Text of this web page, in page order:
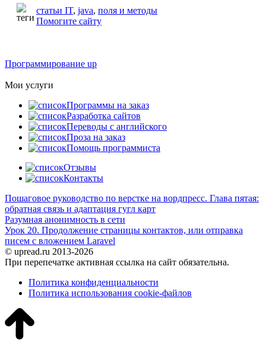
статьи IT, java, поля и методы
Помогите сайту
Программирование up
Мои услуги
Программы на заказ
Разработка сайтов
Переводы с английского
Проза на заказ
Помощь программиста
Отзывы
Контакты
Пошаговое руководство по верстке на вордпресс. Глава пятая:
обратная связь и адаптация гугл карт
Разумная анонимность в сети
Урок 20. Продолжение страницы контактов, или отправка
писем с вложением Laravel
© upread.ru 2013-2026
При перепечатке активная ссылка на сайт обязательна.
Политика конфиденциальности
Политика использования cookie-файлов